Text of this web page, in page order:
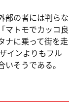
部の者には判らな
マトモでカッコ良
ナに乗って街を走
インよりもフル
そうである。